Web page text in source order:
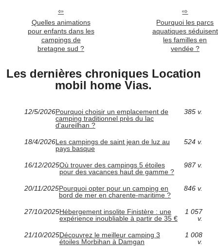
Quelles animations
pour enfants dans les
campings de
bretagne sud ?
Pourquoi les parcs
aquatiques séduisent
les familles en
vendée ?
Les dernières chroniques Location
mobil home Vias.
12/5/2026Pourquoi choisir un emplacement de
camping traditionnel près du lac
d'aureilhan ?
385 v.
18/4/2026Les campings de saint jean de luz au
pays basque
524 v.
16/12/2025Où trouver des campings 5 étoiles
pour des vacances haut de gamme ?
987 v.
20/11/2025Pourquoi opter pour un camping en
bord de mer en charente-maritime ?
846 v.
27/10/2025Hébergement insolite Finistère : une
expérience inoubliable à partir de 35 €
1 057
v.
21/10/2025Découvrez le meilleur camping 3
étoiles Morbihan à Damgan
1 008
v.